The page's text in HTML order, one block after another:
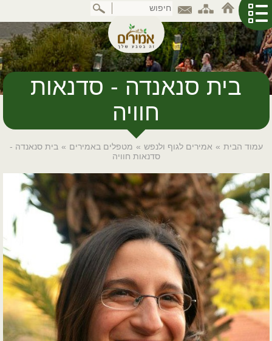
לתוכן
המרכזי
בית סנאנדה - סדנאות
חוויה
עמוד הבית » אמירים לגוף ולנפש » מטפלים באמירים » בית סנאנדה -
סדנאות חוויה